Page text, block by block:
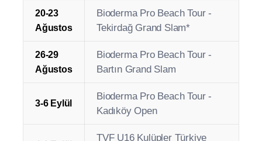
Ağustos
Antrenörlük Kursu - Alanya
Ağustos
Bioderma Pro Beach Tour -
Çatalca Open
Ağustos
Şampiyonası - Ayvalık /
Balıkesir
Bioderma Pro Beach Tour -